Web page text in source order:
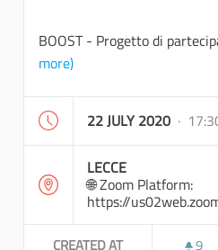
BOOST - Progetto di
more)
22 JULY 2020 ·
LECCE
🌐 Zoom Platform:
https://
CREATED AT 9